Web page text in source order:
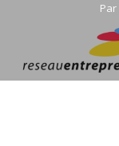
Par